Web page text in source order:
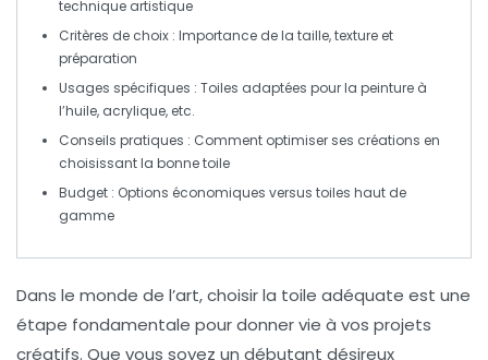
technique artistique
Critères de choix : Importance de la taille, texture et
préparation
Usages spécifiques : Toiles adaptées pour la peinture à
l’huile, acrylique, etc.
Conseils pratiques : Comment optimiser ses créations en
choisissant la bonne toile
Budget : Options économiques versus toiles haut de
gamme
Dans le monde de l’art,choisir la toile adéquate est une
étape fondamentale pour donner vie à vos projets
créatifs. Que vous soyez un débutant désireux